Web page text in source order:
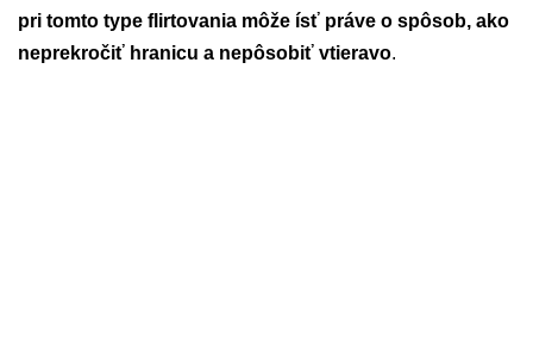
pri tomto type flirtovania môže ísť práve o spôsob, ako
neprekročiť hranicu a nepôsobiť vtieravo.